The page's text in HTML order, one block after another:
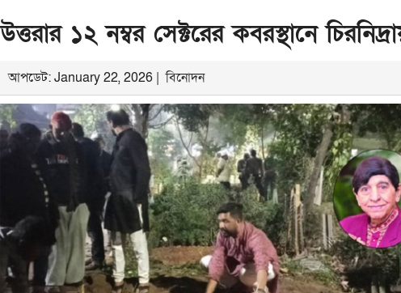
উত্তরার ১২ নম্বর সেক্টরের কবরস্থানে
আপডেট: January 22, 2026 | বিনোদন